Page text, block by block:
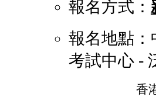
報名方式：
報名地點：
考試中心 -
香港中環皇后